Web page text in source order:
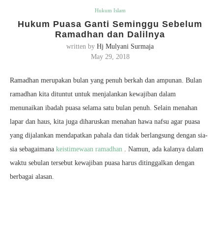
Hukum Islam
Hukum Puasa Ganti Seminggu Sebelum
Ramadhan dan Dalilnya
written by Hj Mulyani Surmaja
May 29, 2018
Ramadhan merupakan bulan yang penuh berkah dan ampunan. Bulan
ramadhan kita dituntut untuk menjalankan kewajiban dalam
menunaikan ibadah puasa selama satu bulan penuh. Selain menahan
lapar dan haus, kita juga diharuskan menahan hawa nafsu agar puasa
yang dijalankan mendapatkan pahala dan tidak berlangsung dengan sia-
sia sebagaimana keistimewaan ramadhan . Namun, ada kalanya dalam
waktu sebulan tersebut kewajiban puasa harus ditinggalkan dengan
berbagai alasan.